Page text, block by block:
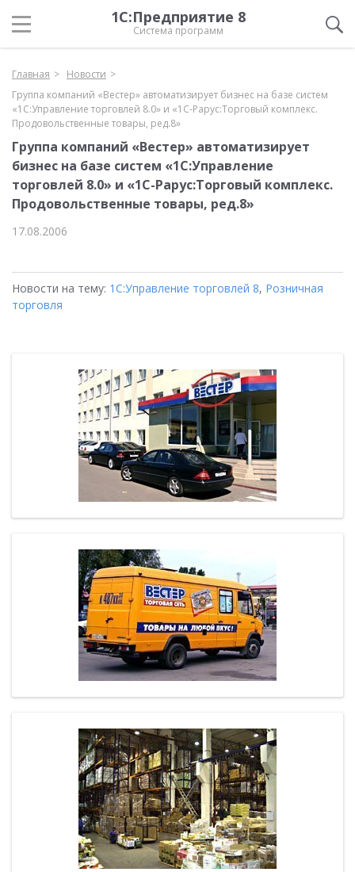
1С:Предприятие 8
Система программ
Главная
Новости
Группа компаний «Вестер» автоматизирует бизнес на базе систем
«1С:Управление торговлей 8.0» и «1С-Рарус:Торговый комплекс.
Продовольственные товары, ред.8»
Группа компаний «Вестер» автоматизирует
бизнес на базе систем «1С:Управление
торговлей 8.0» и «1С-Рарус:Торговый комплекс.
Продовольственные товары, ред.8»
17.08.2006
Новости на тему: 1С:Управление торговлей 8, Розничная
торговля